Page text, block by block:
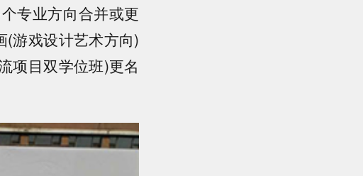
专业方向合并或更
(游戏设计艺术方向)
项目双学位班)更名